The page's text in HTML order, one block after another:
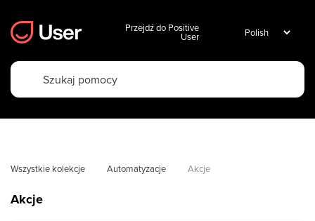
Przejdź do Positive
User
Wszystkie kolekcje Automatyzacje Akcje
Akcje